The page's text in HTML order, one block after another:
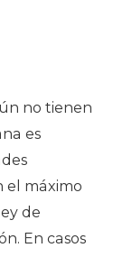
no tienen
es
el máximo
de
En casos